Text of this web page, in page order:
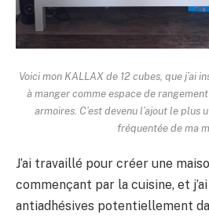
Voici mon KALLAX de 12 cubes, que j’ai
à manger comme espace de
armoires. C’est devenu l’ajout le plus
fréquentée de ma
J’ai travaillé pour créer une
commençant par la cuisine, et
antiadhésives potentiellement